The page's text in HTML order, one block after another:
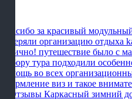
Спасибо за красивый
доверяли организацию отдыха
отлично! путешествие было с
выбору тура подходили
помощь во всех
оформление виз и такое